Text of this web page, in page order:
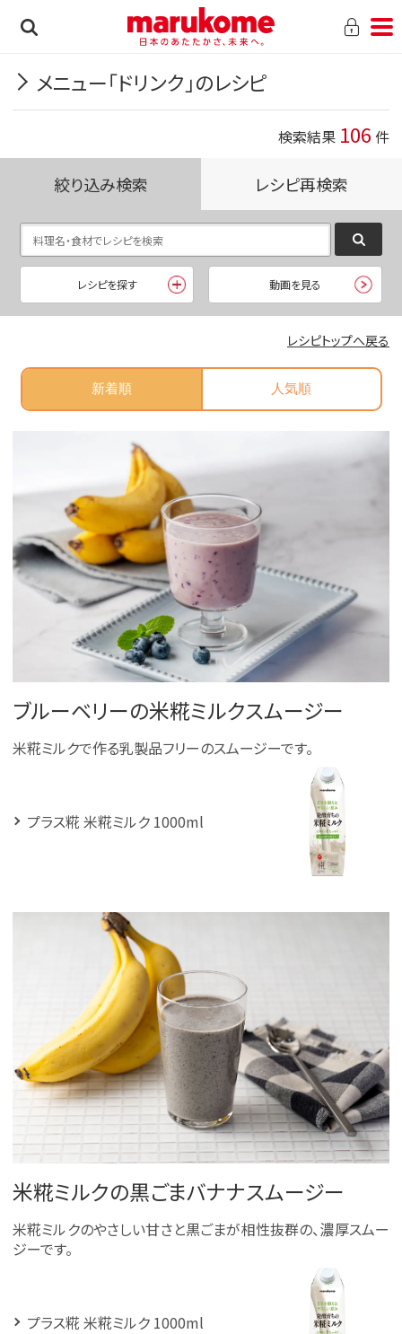
メニュー「ドリンク」のレシピ
検索結果 106 件
絞り込み検索 レシピ再検索
レシピを探す 動画を見る
レシピトップへ戻る
新着順 人気順
ブルーベリーの米糀ミルクスムージー
米糀ミルクで作る乳製品フリーのスムージーです。
プラス糀 米糀ミルク 1000ml
米糀ミルクの黒ごまバナナスムージー
米糀ミルクのやさしい甘さと黒ごまが相性抜群の、濃厚スムー
ジーです。
プラス糀 米糀ミルク 1000ml